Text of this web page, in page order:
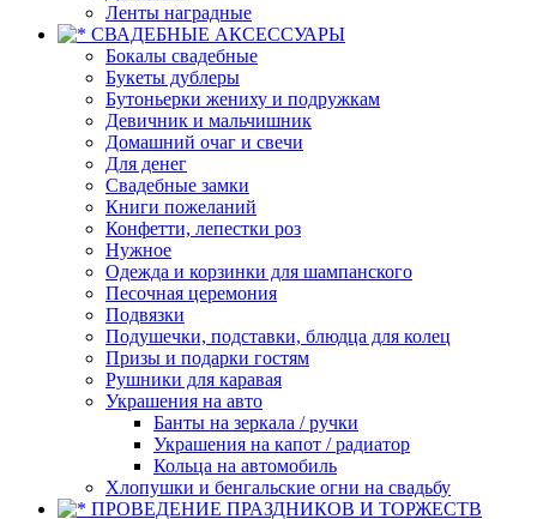
Ленты наградные
СВАДЕБНЫЕ АКСЕССУАРЫ
Бокалы свадебные
Букеты дублеры
Бутоньерки жениху и подружкам
Девичник и мальчишник
Домашний очаг и свечи
Для денег
Свадебные замки
Книги пожеланий
Конфетти, лепестки роз
Нужное
Одежда и корзинки для шампанского
Песочная церемония
Подвязки
Подушечки, подставки, блюдца для колец
Призы и подарки гостям
Рушники для каравая
Украшения на авто
Банты на зеркала / ручки
Украшения на капот / радиатор
Кольца на автомобиль
Хлопушки и бенгальские огни на свадьбу
ПРОВЕДЕНИЕ ПРАЗДНИКОВ И ТОРЖЕСТВ